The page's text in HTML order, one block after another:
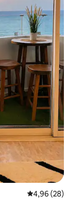
Gemiddelde
4,96 (28)